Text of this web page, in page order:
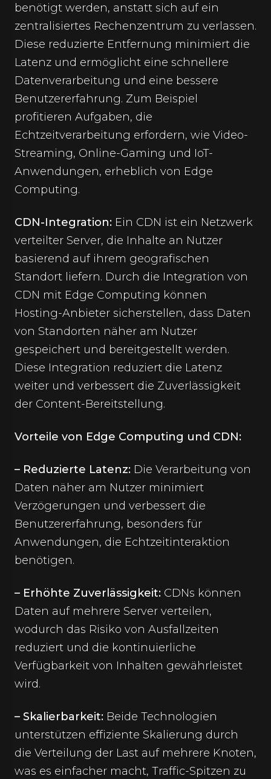
benötigt werden, anstatt sich auf ein
zentralisiertes Rechenzentrum zu verlassen.
Diese reduzierte Entfernung minimiert die
Latenz und ermöglicht eine schnellere
Datenverarbeitung und eine bessere
Benutzererfahrung. Zum Beispiel
profitieren Aufgaben, die
Echtzeitverarbeitung erfordern, wie Video-
Streaming, Online-Gaming und IoT-
Anwendungen, erheblich von Edge
Computing.
CDN-Integration: Ein CDN ist ein Netzwerk
verteilter Server, die Inhalte an Nutzer
basierend auf ihrem geografischen
Standort liefern. Durch die Integration von
CDN mit Edge Computing können
Hosting-Anbieter sicherstellen, dass Daten
von Standorten näher am Nutzer
gespeichert und bereitgestellt werden.
Diese Integration reduziert die Latenz
weiter und verbessert die Zuverlässigkeit
der Content-Bereitstellung.
Vorteile von Edge Computing und CDN:
– Reduzierte Latenz: Die Verarbeitung von
Daten näher am Nutzer minimiert
Verzögerungen und verbessert die
Benutzererfahrung, besonders für
Anwendungen, die Echtzeitinteraktion
benötigen.
– Erhöhte Zuverlässigkeit: CDNs können
Daten auf mehrere Server verteilen,
wodurch das Risiko von Ausfallzeiten
reduziert und die kontinuierliche
Verfügbarkeit von Inhalten gewährleistet
wird.
– Skalierbarkeit: Beide Technologien
unterstützen effiziente Skalierung durch
die Verteilung der Last auf mehrere Knoten,
was es einfacher macht, Traffic-Spitzen zu